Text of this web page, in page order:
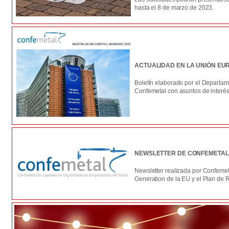
hasta el 8 de marzo de 2023.
ACTUALIDAD EN LA UNIÓN
Boletín elaborado por el
Confemetal con asuntos de
NEWSLETTER DE CONFEMETAL
Newsletter realizada por
Generation de la EU y el Plan de